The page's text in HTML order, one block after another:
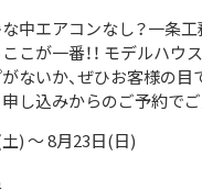
中エアコンなし？一条
こが一番！！ モデルハウ
ないか、ぜひお客様の目
し込みからのご予約でご
) ～ 8月23日(日)